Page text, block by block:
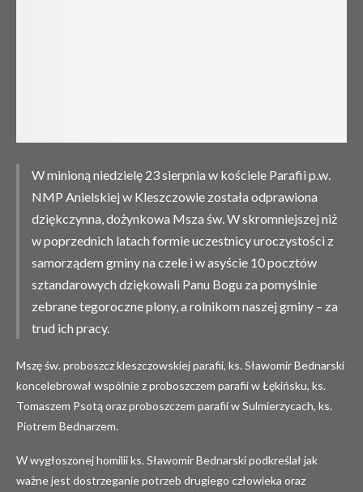
W minioną niedzielę 23 sierpnia w kościele Parafii p.w.
NMP Anielskiej w Kleszczowie została odprawiona
dziękczynna, dożynkowa Msza św. W skromniejszej niż
w poprzednich latach formie uczestnicy uroczystości z
samorządem gminy na czele i w asyście 10 pocztów
sztandarowych dziękowali Panu Bogu za pomyślnie
zebrane tegoroczne plony, a rolnikom naszej gminy – za
trud ich pracy.
Mszę św. proboszcz kleszczowskiej parafii, ks. Sławomir Bednarski
koncelebrował wspólnie z proboszczem parafii w Łękińsku, ks.
Tomaszem Psotą oraz proboszczem parafii w Sulmierzycach, ks.
Piotrem Bednarzem.
W wygłoszonej homilii ks. Sławomir Bednarski podkreślał jak
ważne jest dostrzeganie potrzeb drugiego człowieka oraz